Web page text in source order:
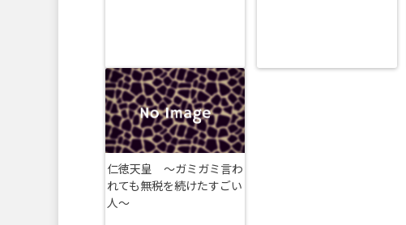
仁徳天皇 〜ガミガミ言わ
れても無税を続けたすごい
人〜